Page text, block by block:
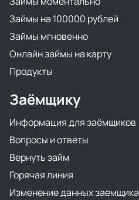
Займы на 100000 рублей
Займы мгновенно
Онлайн займы на карту
Продукты
Заёмщику
Информация для заёмщиков
Вопросы и ответы
Вернуть займ
Горячая линия
Изменение данных заемщика